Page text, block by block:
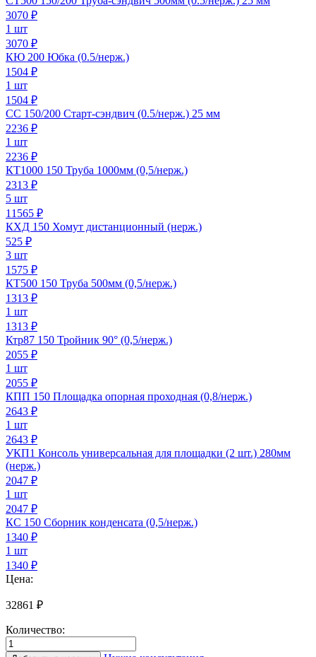
3070 ₽
1 шт
3070 ₽
КЮ 200 Юбка (0.5/нерж.)
1504 ₽
1 шт
1504 ₽
СС 150/200 Старт-сэндвич (0.5/нерж.) 25 мм
2236 ₽
1 шт
2236 ₽
КТ1000 150 Труба 1000мм (0,5/нерж.)
2313 ₽
5 шт
11565 ₽
КХД 150 Хомут дистанционный (нерж.)
525 ₽
3 шт
1575 ₽
КТ500 150 Труба 500мм (0,5/нерж.)
1313 ₽
1 шт
1313 ₽
Ктр87 150 Тройник 90° (0,5/нерж.)
2055 ₽
1 шт
2055 ₽
КПП 150 Площадка опорная проходная (0,8/нерж.)
2643 ₽
1 шт
2643 ₽
УКП1 Консоль универсальная для площадки (2 шт.) 280мм
(нерж.)
2047 ₽
1 шт
2047 ₽
КС 150 Сборник конденсата (0,5/нерж.)
1340 ₽
1 шт
1340 ₽
Цена:
32861 ₽
Количество:
Количество
товара